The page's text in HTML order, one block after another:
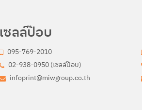
เซลล์ป๊อบ
095-769-2010
02-938-0950 (เซลล์ป๊อบ)
infoprint@miwgroup.co.th